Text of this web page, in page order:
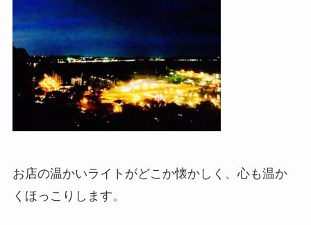
お店の温かいライトがどこか懐かしく、心も温か
くほっこりします。